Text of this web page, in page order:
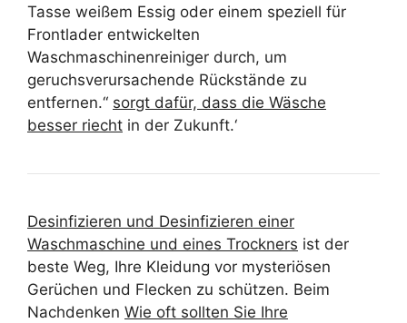
Tasse weißem Essig oder einem speziell für
Frontlader entwickelten
Waschmaschinenreiniger durch, um
geruchsverursachende Rückstände zu
entfernen.“ sorgt dafür, dass die Wäsche
besser riecht in der Zukunft.‘
Desinfizieren und Desinfizieren einer
Waschmaschine und eines Trockners ist der
beste Weg, Ihre Kleidung vor mysteriösen
Gerüchen und Flecken zu schützen. Beim
Nachdenken Wie oft sollten Sie Ihre